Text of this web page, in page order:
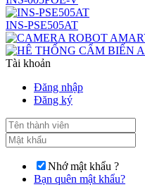
INS-PSE505AT
Tài khoản
Đăng nhập
Đăng ký
Nhớ mật khẩu ?
Bạn quên mật khẩu?